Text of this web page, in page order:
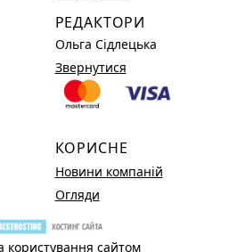
РЕДАКТОРИ
Ольга Сідлецька
Звернутися
КОРИСНЕ
Новини компаній
Огляди
користування сайтом